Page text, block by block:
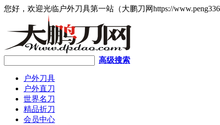
您好，欢迎光临户外刀具第一站（大鹏刀网https://
高级搜索
户外刀具
户外直刀
世界名刀
精品折刀
会员中心